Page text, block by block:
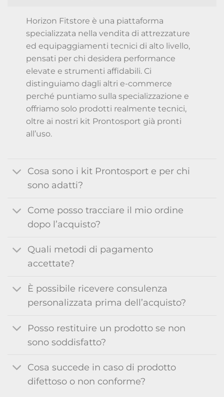
Horizon Fitstore è una piattaforma
specializzata nella vendita di attrezzature
ed equipaggiamenti tecnici di alto livello,
pensati per chi desidera performance
elevate e strumenti affidabili. Ci
distinguiamo dagli altri e-commerce
perché puntiamo sulla specializzazione e
offriamo solo prodotti realmente tecnici,
oltre ai nostri kit Prontosport già pronti
all’uso.
Cosa sono i kit Prontosport e per chi
sono adatti?
Come posso tracciare il mio ordine
dopo l’acquisto?
Quali metodi di pagamento
accettate?
È possibile ricevere consulenza
personalizzata prima dell’acquisto?
Posso restituire un prodotto se non
sono soddisfatto?
Cosa succede in caso di prodotto
difettoso o non conforme?